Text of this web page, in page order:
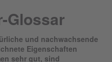
Glossar
und nachwachsende
Eigenschaften
sehr gut, sind